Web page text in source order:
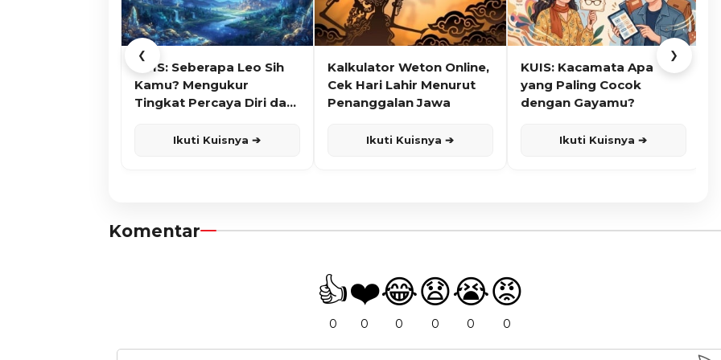
❮
KUIS: Seberapa Leo Sih
Kamu? Mengukur
Tingkat Percaya Diri dan
Ikuti Kuisnya ➔
Kalkulator Weton Online,
Cek Hari Lahir Menurut
Penanggalan Jawa
Ikuti Kuisnya ➔
KUIS: Kacamata Apa
yang Paling Cocok
dengan Gayamu?
Ikuti Kuisnya ➔
❯
Komentar
👍
0
❤️
0
😂
0
😧
0
😭
0
😡
0